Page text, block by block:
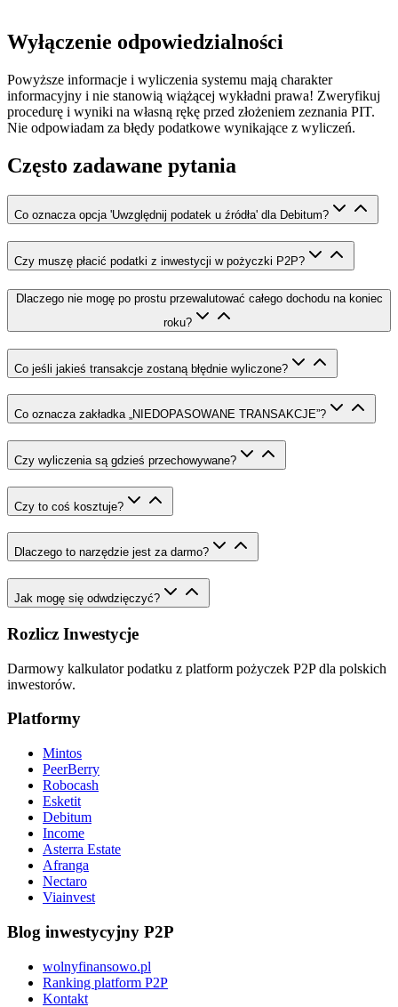
Wyłączenie odpowiedzialności
Powyższe informacje i wyliczenia systemu mają charakter
informacyjny i nie stanowią wiążącej wykładni prawa! Zweryfikuj
procedurę i wyniki na własną rękę przed złożeniem zeznania PIT.
Nie odpowiadam za błędy podatkowe wynikające z wyliczeń.
Często zadawane pytania
Co oznacza opcja 'Uwzględnij podatek u źródła' dla Debitum?
Czy muszę płacić podatki z inwestycji w pożyczki P2P?
Dlaczego nie mogę po prostu przewalutować całego dochodu na koniec
roku?
Co jeśli jakieś transakcje zostaną błędnie wyliczone?
Co oznacza zakładka „NIEDOPASOWANE TRANSAKCJE”?
Czy wyliczenia są gdzieś przechowywane?
Czy to coś kosztuje?
Dlaczego to narzędzie jest za darmo?
Jak mogę się odwdzięczyć?
Rozlicz Inwestycje
Darmowy kalkulator podatku z platform pożyczek P2P dla polskich
inwestorów.
Platformy
Mintos
PeerBerry
Robocash
Esketit
Debitum
Income
Asterra Estate
Afranga
Nectaro
Viainvest
Blog inwestycyjny P2P
wolnyfinansowo.pl
Ranking platform P2P
Kontakt